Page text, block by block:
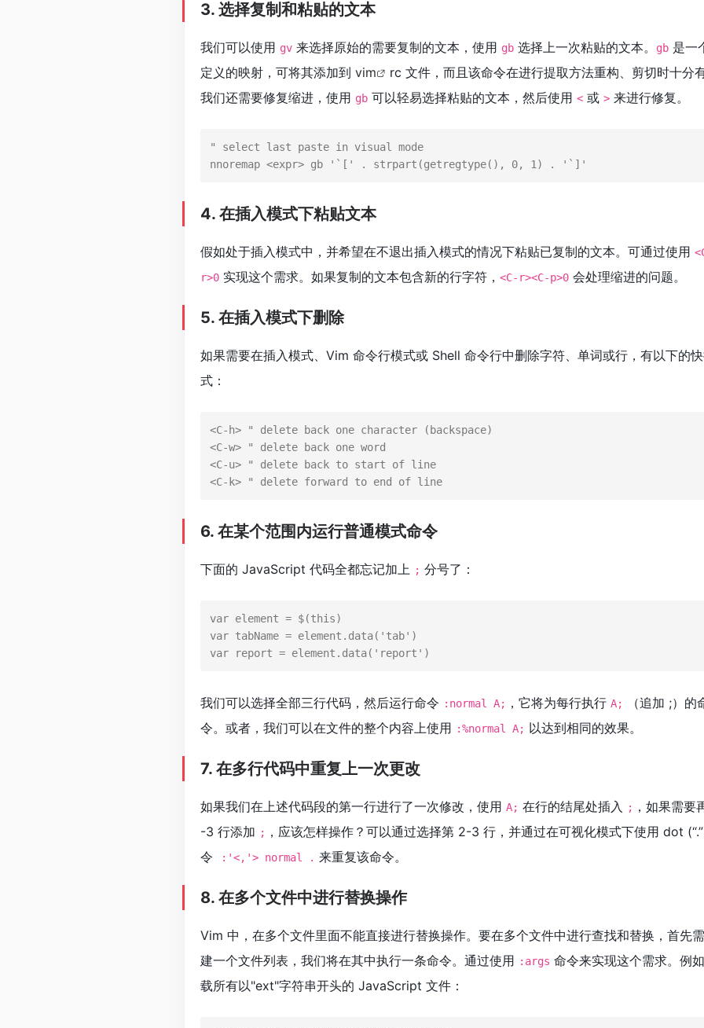
3. 选择复制和粘贴的文本
我们可以使用 gv 来选择原始的需要复制的文本，使用 gb 选择上一次粘贴的文本。 gb 是一
定义的映射，可将其添加到 vim
rc 文件，而且该命令在进行提取方法重构、剪切时十分
我们还需要修复缩进，使用 gb 可以轻易选择粘贴的文本，然后使用 < 或 > 来进行修复。
" select last paste in visual mode
nnoremap <expr> gb '`[' . strpart(getregtype(), 0, 1 ) . '`]'
4. 在插入模式下粘贴文本
假如处于插入模式中，并希望在不退出插入模式的情况下粘贴已复制的文本。可通过使用
r>0 实现这个需求。如果复制的文本包含新的行字符， <C-r><C-p>0 会处理缩进的问题。
5. 在插入模式下删除
如果需要在插入模式、Vim 命令行模式或 Shell 命令行中删除字符、单词或行，有以下的
式：
<C-h>
<C-w> "
<C-u>
<C-k> " delete forward to end of line
6. 在某个范围内运行普通模式命令
下面的 JavaScript 代码全都忘记加上 ; 分号了：
var element = $(this
var tabName = element. data( 'tab'
var report = element. data( 'report' )
我们可以选择全部三行代码，然后运行命令 :normal A; ，它将为每行执行 A;
（追加 ;）的
令。或者，我们可以在文件的整个内容上使用 :%normal A; 以达到相同的效果。
7. 在多行代码中重复上一次更改
如果我们在上述代码段的第一行进行了一次修改，使用 A; 在行的结尾处插入 ; ，如果需要
-3 行添加 ; ，应该怎样操作？可以通过选择第 2-3 行，并通过在可视化模式下使用 dot
令
:'<,'> normal . 来重复该命令。
8. 在多个文件中进行替换操作
Vim 中，在多个文件里面不能直接进行替换操作。要在多个文件中进行查找和替换，首先
建一个文件列表，我们将在其中执行一条命令。通过使用 :args 命令来实现这个需求。例
载所有以"ext"字符串开头的 JavaScript 文件：